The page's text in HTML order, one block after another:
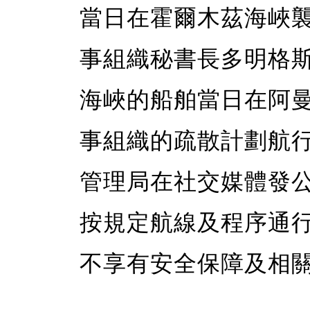
當日在霍爾木茲海峽
事組織秘書長多明格
海峽的船舶當日在阿
事組織的疏散計劃航
管理局在社交媒體發
按規定航線及程序通
不享有安全保障及相